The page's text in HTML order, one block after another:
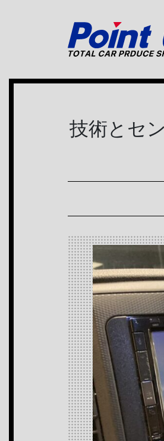
メインナビゲーシ
技術とセ